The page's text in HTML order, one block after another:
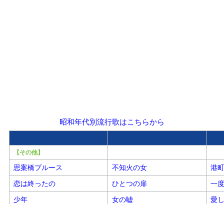
昭和年代別流行歌はこちらから
【その他】
思案橋ブルース 不知火の女
港
恋は終ったの
ひとつの扉
一
少年
女の嘘
愛